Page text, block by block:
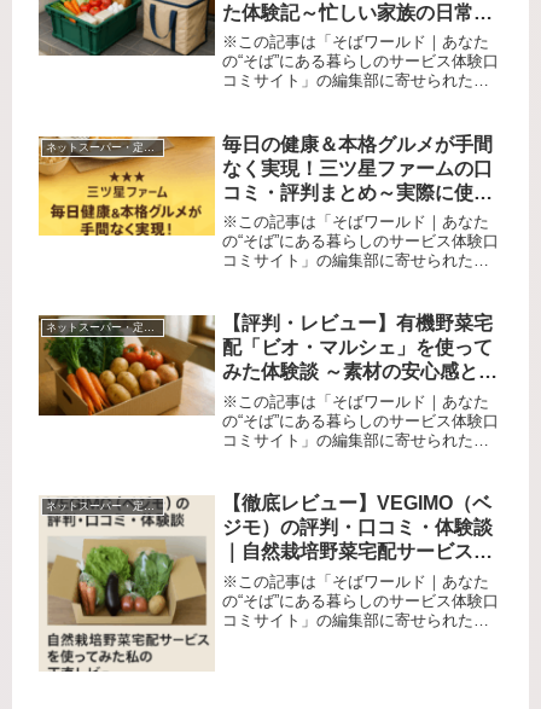
た体験記～忙しい家族の日常が
変わる！地域密着宅配の真価と
は？～
※この記事は「そばワールド｜あなた
の“そば”にある暮らしのサービス体験口
コミサイト」の編集部に寄せられた各
い出しが大変」「食の安全は妥協でき
ない」――現代を生きる多くの家庭...
ネットスーパー・定期宅配サービス
毎日の健康＆本格グルメが手間
なく実現！三ツ星ファームの口
コミ・評判まとめ～実際に使っ
て分かった強みとリアルな体験
レビュー～
※この記事は「そばワールド｜あなた
の“そば”にある暮らしのサービス体験口
コミサイト」の編集部に寄せられた各
日、「栄養バランスは気になるけど、
献立を考えたり買い物や調理に時間を
使...
【評判・レビュー】有機野菜宅
配「ビオ・マルシェ」を使って
みた体験談 ～素材の安心感と新
しい食卓を求めて～
※この記事は「そばワールド｜あなた
の“そば”にある暮らしのサービス体験口
コミサイト」の編集部に寄せられた各
では値段が高かったり、品揃えが少な
かったり… 「本当に安心できる野...
ネットスーパー・定期宅配サービス
【徹底レビュー】VEGIMO（ベ
ジモ）の評判・口コミ・体験談
｜自然栽培野菜宅配サービスを
使ってみた私の正直レビュー
※この記事は「そばワールド｜あなた
の“そば”にある暮らしのサービス体験口
コミサイト」の編集部に寄せられた各